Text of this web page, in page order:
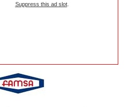
Suppress this ad slot.